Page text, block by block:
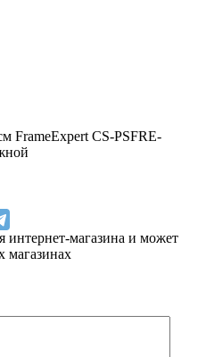
FrameExpert CS-PSFRE-
интернет-магазина и может
магазинах